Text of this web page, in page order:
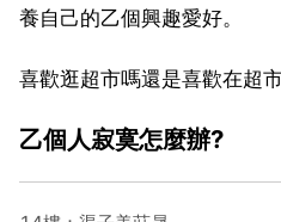
養自己的乙個興趣愛好。
喜歡逛超市嗎還是喜歡在超市
乙個人寂寞怎麼辦?